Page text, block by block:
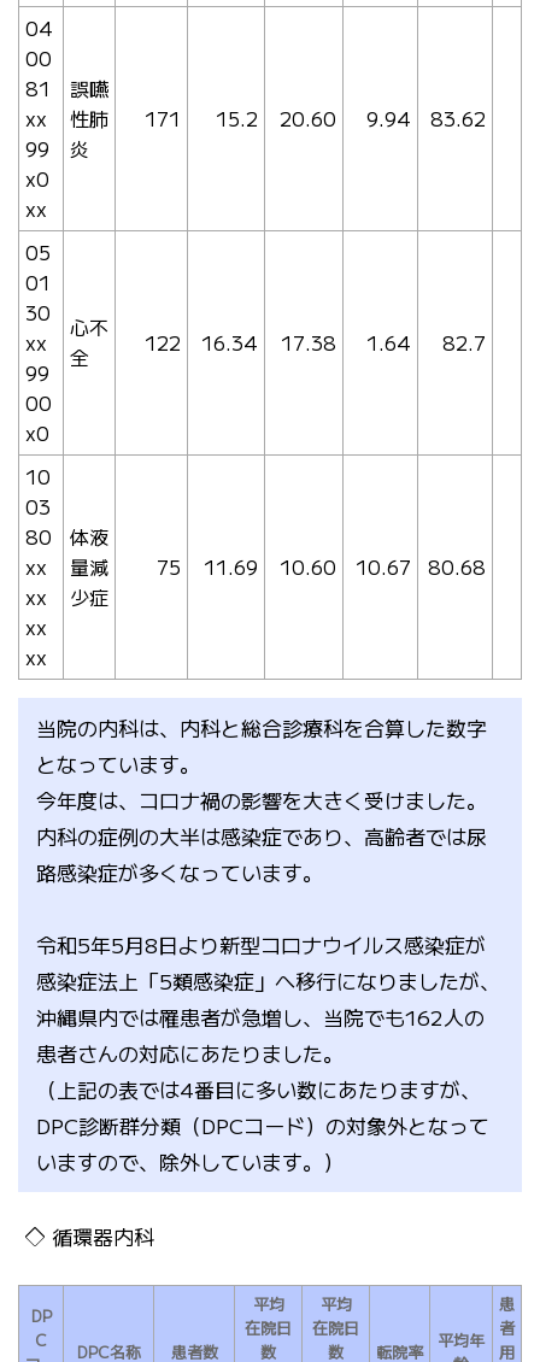
04
00
81
xx
99
x0
xx
誤嚥
性肺
炎
171 15.2 20.60 9.94 83.62
05
01
30
xx
99
00
x0
心不
全
122 16.34 17.38 1.64 82.7
10
03
80
xx
xx
xx
xx
体液
量減
少症
75 11.69 10.60 10.67 80.68
当院の内科は、内科と総合診療科を合算した数字
となっています。
今年度は、コロナ禍の影響を大きく受けました。
内科の症例の大半は感染症であり、高齢者では尿
路感染症が多くなっています。
令和5年5月8日より新型コロナウイルス感染症が
感染症法上「5類感染症」へ移行になりましたが、
沖縄県内では罹患者が急増し、当院でも162人の
患者さんの対応にあたりました。
（上記の表では4番目に多い数にあたりますが、
DPC診断群分類（DPCコード）の対象外となって
いますので、除外しています。）
循環器内科
DP
C
DPC名称 患者数
平均
在院日
数
平均
在院日
数
転院率
平均年
患
者
用